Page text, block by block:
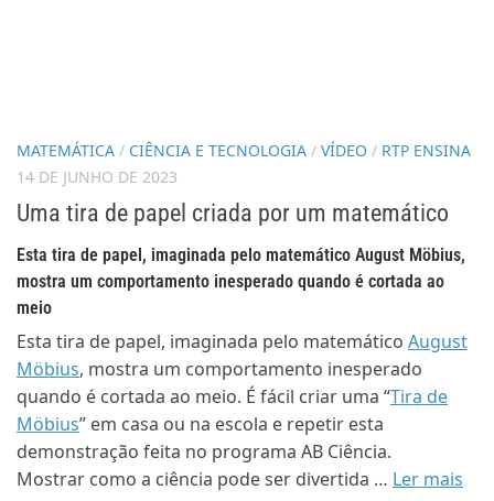
MATEMÁTICA / CIÊNCIA E TECNOLOGIA / VÍDEO / RTP ENSINA
14 DE JUNHO DE 2023
Uma tira de papel criada por um matemático
Esta tira de papel, imaginada pelo matemático August Möbius,
mostra um comportamento inesperado quando é cortada ao
meio
Esta tira de papel, imaginada pelo matemático August
Möbius, mostra um comportamento inesperado
quando é cortada ao meio. É fácil criar uma “Tira de
Möbius” em casa ou na escola e repetir esta
demonstração feita no programa AB Ciência.
Mostrar como a ciência pode ser divertida … Ler mais